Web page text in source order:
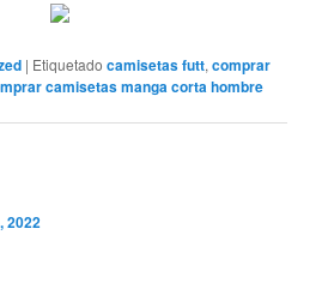
| Etiquetado camisetas futt,comprar
camisetas manga corta hombre
2022